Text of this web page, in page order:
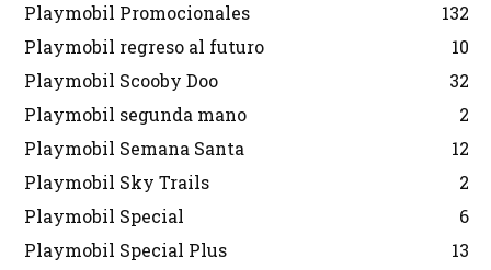
Playmobil Promocionales
132
Playmobil regreso al futuro
10
Playmobil Scooby Doo
32
Playmobil segunda mano
2
Playmobil Semana Santa
12
Playmobil Sky Trails
2
Playmobil Special
6
Playmobil Special Plus
13